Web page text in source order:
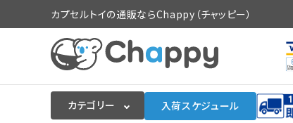
カプセルトイの通販ならChappy（チャッピー）
カテゴリー 入荷スケジュール